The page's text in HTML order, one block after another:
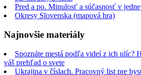
Pred a po. Minulosť a súčasnosť v
Okresy Slovenska (mapová hra)
Najnovšie materiály
Spoznáte mestá podľa videí z ich ulíc?
váš prehľad o svete
Ukrajina v číslach. Pracovný list pre